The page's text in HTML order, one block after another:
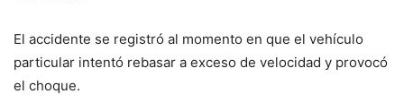
El accidente se registró al momento en que el vehículo
particular intentó rebasar a exceso de velocidad y provocó
el choque.